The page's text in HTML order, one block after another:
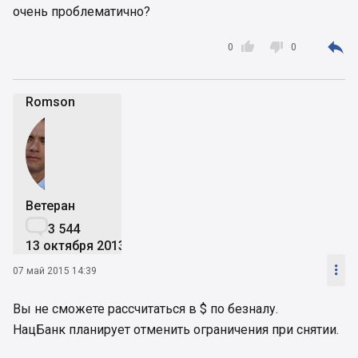
что цены в основном то завышены и "хотелки",
свидетельствовать о чем-то плохом? Мб
человек просто хочет продать не за года, а в
Ведь любой продавеуц заинтересован
получить побольше
очень проблематично?

0  0 
Romson
Ветеран
3 544
13 октября 2013
07 май 2015 14:39 
Вы не сможете рассчитаться в $ по безналу.
НацБанк планирует отменить ограничения при снятии.